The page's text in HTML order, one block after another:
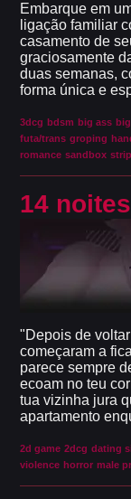
Embarque em
ligação familiar
casamento de
graciosamente
duas semanas,
forma única e
3dcg bdsm big ass
futa/trans groping
romance sandbox
14
"Depois de
começaram a
parece sempre
ecoam no teu
tua vizinha jura
apartamento
2d game 2dcg dating
violence horror male